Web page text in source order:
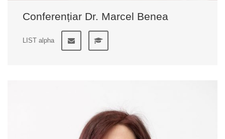
Conferențiar Dr. Marcel Benea
LIST alpha